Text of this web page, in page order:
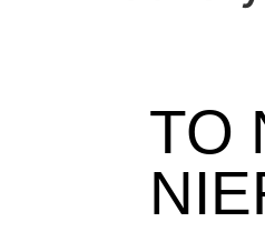
TO